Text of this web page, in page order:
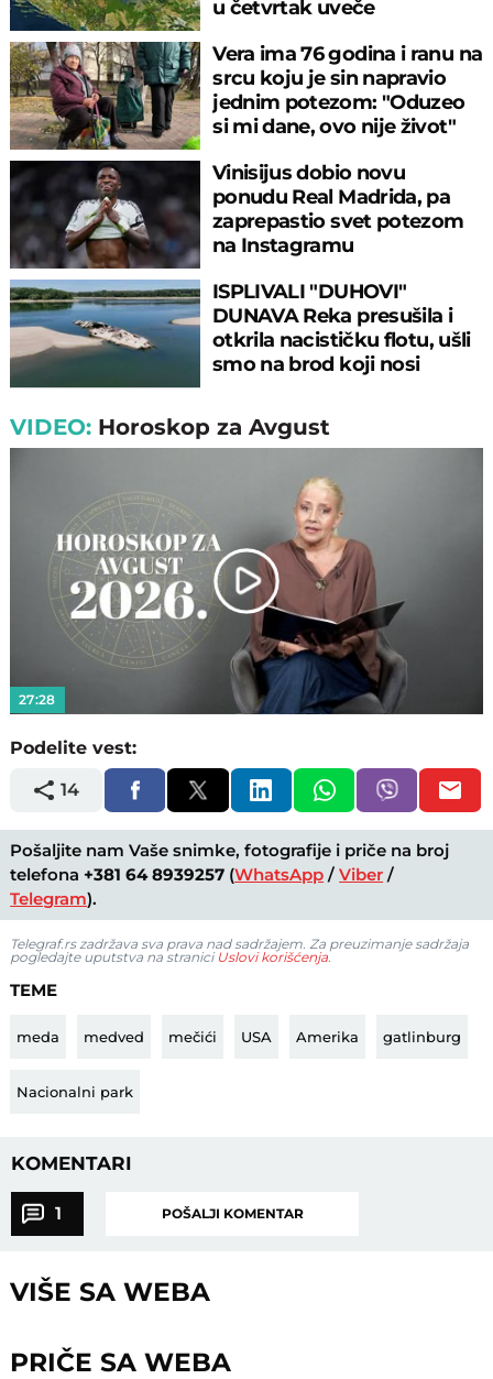
u četvrtak uveče
Vera ima 76 godina i ranu na
srcu koju je sin napravio
jednim potezom: "Oduzeo
si mi dane, ovo nije život"
Vinisijus dobio novu
ponudu Real Madrida, pa
zaprepastio svet potezom
na Instagramu
ISPLIVALI "DUHOVI"
DUNAVA Reka presušila i
otkrila nacističku flotu, ušli
smo na brod koji nosi
VIDEO: Horoskop za Avgust
Play
Video
27:28
Podelite vest:
14
Pošaljite nam Vaše snimke, fotografije i priče na broj
telefona +381 64 8939257 (WhatsApp /Viber /
Telegram).
Telegraf.rs zadržava sva prava nad sadržajem. Za preuzimanje sadržaja
pogledajte uputstva na stranici Uslovi korišćenja.
TEME
meda medved mečići USA Amerika gatlinburg
Nacionalni park
KOMENTARI
1 POŠALJI KOMENTAR
VIŠE SA WEBA
PRIČE SA WEBA